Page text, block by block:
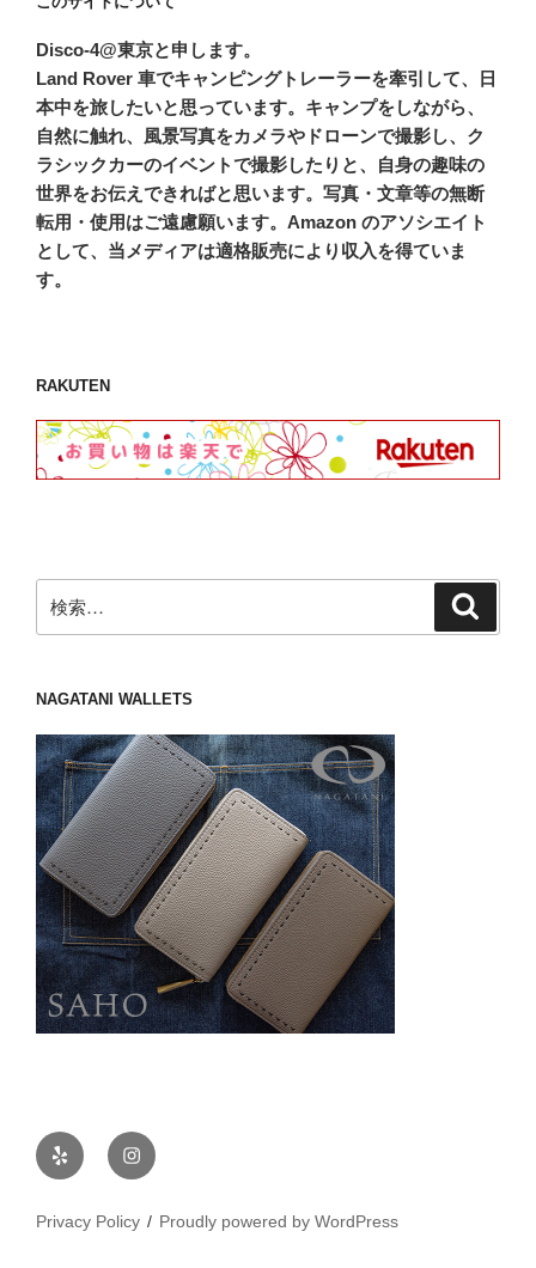
Disco-4@東京と申します。
Land Rover 車でキャンピングトレーラーを牽引して、日
本中を旅したいと思っています。キャンプをしながら、
自然に触れ、風景写真をカメラやドローンで撮影し、ク
ラシックカーのイベントで撮影したりと、自身の趣味の
世界をお伝えできればと思います。写真・文章等の無断
転用・使用はご遠慮願います。Amazon のアソシエイト
として、当メディアは適格販売により収入を得ていま
す。
RAKUTEN
索:
NAGATANI WALLETS
Yelp Instagram
Privacy Policy Proudly powered by WordPress